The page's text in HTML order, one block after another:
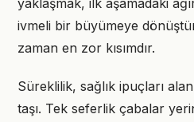
yaklaşmak, ilk aşamadaki
ivmeli bir büyümeye
zaman en zor kısımdır.
Süreklilik, sağlık ipuçları
taşı. Tek seferlik çabalar